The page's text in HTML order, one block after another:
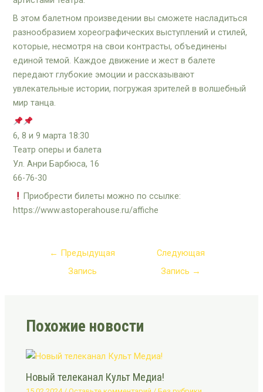
В этом балетном произведении вы сможете насладиться
разнообразием хореографических выступлений и стилей,
которые, несмотря на свои контрасты, объединены
единой темой. Каждое движение и жест в балете
передают глубокие эмоции и рассказывают
увлекательные истории, погружая зрителей в волшебный
мир танца.
6, 8 и 9 марта 18:30
Театр оперы и балета
Ул. Анри Барбюса, 16
66-76-30
Приобрести билеты можно по ссылке:
https://www.astoperahouse.ru/affiche
← Предыдущая
Запись
Следующая
Запись →
Похожие новости
Новый телеканал Культ Медиа!